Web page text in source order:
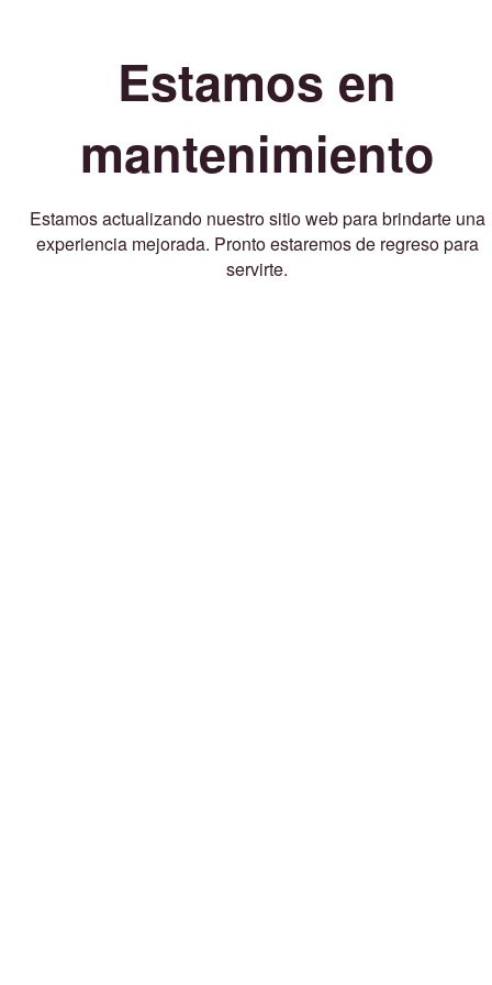
Estamos en
mantenimiento
Estamos actualizando nuestro sitio web para brindarte una
experiencia mejorada. Pronto estaremos de regreso para
servirte.